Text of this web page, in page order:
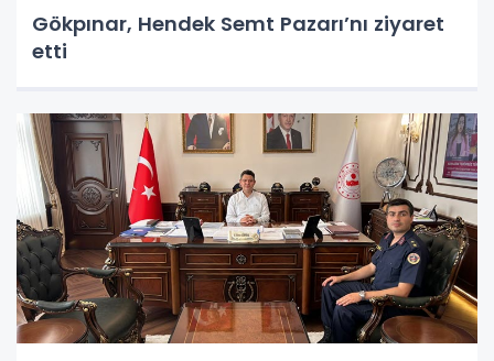
Gökpınar, Hendek Semt Pazarı’nı ziyaret
etti